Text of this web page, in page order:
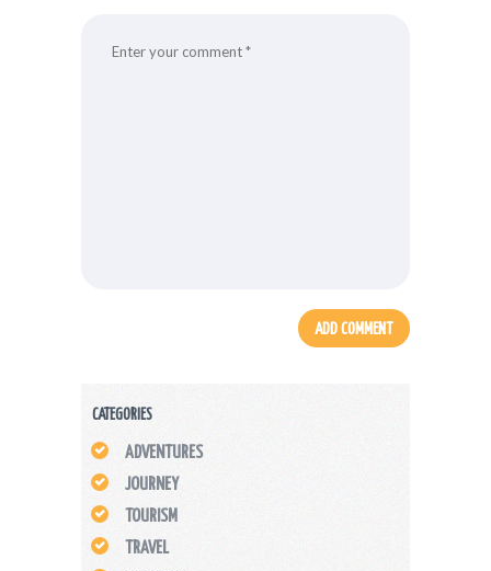
CATEGORIES
ADVENTURES
JOURNEY
TOURISM
TRAVEL